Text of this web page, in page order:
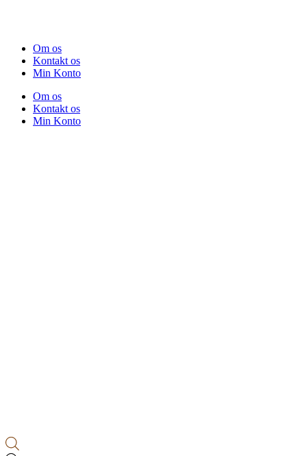
Om os
Kontakt os
Min Konto
Om os
Kontakt os
Min Konto